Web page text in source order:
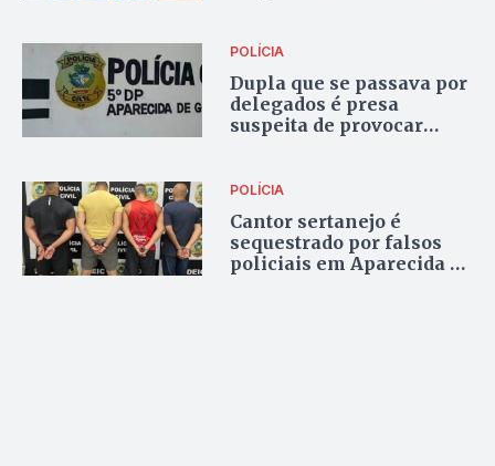
POLÍCIA
Dupla que se passava por
delegados é presa
suspeita de provocar
POLÍCIA
Cantor sertanejo é
sequestrado por falsos
policiais em Aparecida de